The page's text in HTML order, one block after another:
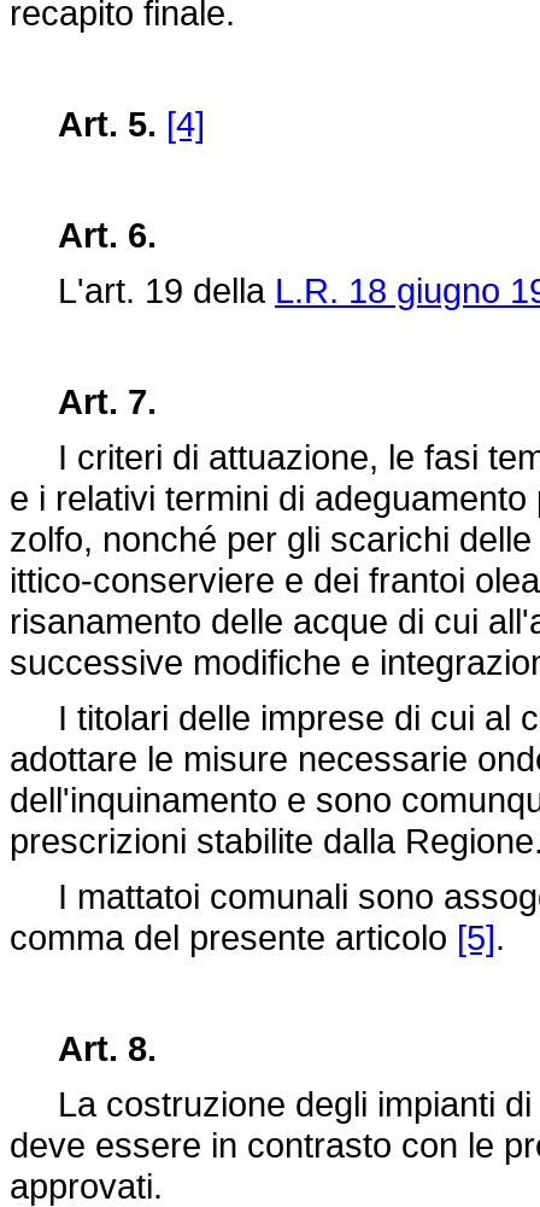
recapito finale.
Art. 5. [4]
Art. 6.
L'art. 19 della L.R. 18 giugno
Art. 7.
I criteri di attuazione, le fasi
e i relativi termini di
zolfo, nonché per gli scarichi
ittico-conserviere e dei frantoi
risanamento delle acque di cui
successive modifiche e
I titolari delle imprese di cui al
adottare le misure necessarie
dell'inquinamento e sono
prescrizioni stabilite dalla
I mattatoi comunali sono
comma del presente articolo [5].
Art. 8.
La costruzione degli impianti di
deve essere in contrasto con le
approvati.